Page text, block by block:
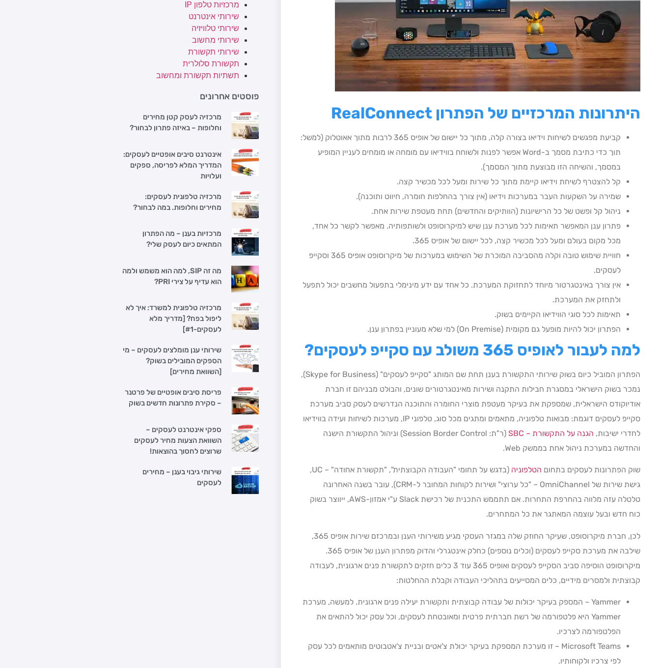
היתרונות המרכזיים של הפתרון RealConnect
קביעת מפגשים לשיחות וידיאו בצורה קלה, מתוך כל יישום של אופיס 365 לרבות מתוך אאוטלוק (למשל:
תוך כדי כתיבת מסמך ב-Word אפשר לפנות ולשוחח בווידיאו עם מומחה או מומחים לעניין המופיע
במסמך, והשיחה הזו מבוצעת מתוך המסמך).
קל להצטרף לשיחת וידיאו קיימת מתוך כל שירות ומעל לכל מכשיר קצה.
שמירה על השקעות העבר במערכות וידיאו (אין צורך בהחלפות חומרה, חיווט ותוכנה).
ניהול קל ופשט של כל הרישיונות (הוותיקים והחדשים) תחת מעטפת שירות אחת.
פתרון ענן המאפשר תאימות לכל מערכת ענן שיש למיקרוסופט ולשותפותיה. מאפשר לקשר כל אחד,
מכל מקום בעולם ומעל לכל מכשיר קצה, לכל יישום של אופיס 365.
חוויית שימוש טובה וקלה מהסביבה המוכרת של השימוש במערכות של מיקרוסופט אופיס 365 וסקייפ
לעסקים.
אין צורך באינטגרטור מיוחד לתחזוקת המערכת. כל אחד עם ידע מינימלי בתפעול מחשבים יכול לתפעל
ולתחזק את המערכת.
תאימות לכל סוגי הווידיאו הקיימים בשוק.
הפתרון יכול להיות מופעל גם מקומית (On Premise) למי שלא מעוניין בפתרון ענן.
למה לעבור לאופיס 365 משולב עם סקייפ לעסקים?
הפתרון המוביל כיום בשוק שירותי התקשורת בענן תחת שם המותג "סקייפ לעסקים" (Skype for Business),
נמכר בשוק הישראלי במסגרת חבילות התקנה ושירות מאינטגרטורים שונים, והבולט מבניהם זו חברת
אודיוקודס הישראלית, שמספקת את בעיקר מעטפת מוצרי החומרה והתוכנה הנדרשים לעסק סביב מערכת
סקייפ לעסקים דוגמת: מבואות טלפוניה, מתאמים ומתגים מכל סוג, טלפוני IP, מערכות לשיחות ועידה בווידיאו
לחדרי ישיבות, הגנה על התקשורת – SBC
(ר"ת: Session Border Control) וניהול התקשורת הישנה
והחדשה במערכת ניהול אחת בממשק Web.
שוק הפתרונות לעסקים בתחום הטלפוניה
(בדגש על תחומי "העבודה הקבוצתית", "תקשורת אחודה" – UC,
גישת שירות של OmniChannel – "כל ערוצי" ושירות לקוחות המחובר ל-CRM), עובר בשנה האחרונה
טלטלה עזה מלווה בהחרפת התחרות. אם תתממש התכנית של רכישת Slack ע"י אמזון-AWS, ייווצר בשוק
כוח חדש ובעל עוצמה המאתגר את כל המתחרים.
לכן, חברת מיקרוסופט, שעיקר החוזק שלה במגזר העסקי מגיע משירותי הענן ובמרכזם שירות אופיס 365,
שילבה את מערכת סקייפ לעסקים (וכלים נוספים) כחלק אינטגרלי והדוק מפתרון הענן של אופיס 365.
מיקרוסופט הוסיפה סביב הסקייפ לעסקים ואופיס 365 עוד 3 כלים חזקים לתקשורת פנים ארגונית, לעבודה
קבוצתית ולמסרים מידיים, כלים המסייעים בתהליכי העבודה וקבלת ההחלטות:
Yammer – המספק בעיקר יכולות של עבודה קבוצתית ותקשורת יעילה פנים ארגונית. למעשה, מערכת
Yammer היא פלטפורמה של רשת חברתית פרטית ומאובטחת לעסקים, וכל עסק יכול להתאים את
הפלטפורמה לצרכיו.
Microsoft Teams – זו מערכת המספקת בעיקר יכולת צ'אטים ובניית צ'אטבוטים מותאמים לכל עסק
לפי צרכיו ולקוחותיו.
מרכזיות טלפון IP
שירותי אינטרנט
שירותי טלוויזיה
שירותי מחשוב
שירותי תקשורת
תקשורת סלולרית
תשתיות תקשורת ומחשוב
פוסטים אחרונים
מרכזיה לעסק קטן מחירים
וחלופות – באיזה פתרון לבחור?
אינטרנט סיבים אופטיים לעסקים:
המדריך המלא לפריסה, ספקים
ועלויות
מרכזיה טלפונית לעסקים:
מחירים וחלופות. במה לבחור?
מרכזיות בענן – מה הפתרון
המתאים כיום לעסק שלי?
מה זה SIP, למה הוא משמש ולמה
הוא עדיף על צירי PRI?
מרכזיה טלפונית למשרד: איך לא
ליפול בפח? [מדריך מלא
לעסקים-#1]
שירותי ענן מומלצים לעסקים – מי
הספקים המובילים בשוק?
[השוואת מחירים]
פריסת סיבים אופטיים של פרטנר
– סקירת פתרונות חדשים בשוק
ספקי אינטרנט לעסקים –
השוואת הצעות מחיר לעסקים
שרוצים לחסוך בהוצאות!
שירותי גיבוי בענן – מחירים
לעסקים